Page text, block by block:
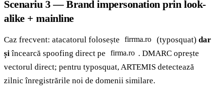
Scenariu 3 — Brand impersonation prin look-
alike + mainline
Caz frecvent: atacatorul folosește firrma.ro (typosquat) dar
șiîncearcă spoofing direct pe firma.ro . DMARC oprește
vectorul direct; pentru typosquat, ARTEMIS detectează
zilnic înregistrările noi de domenii similare.